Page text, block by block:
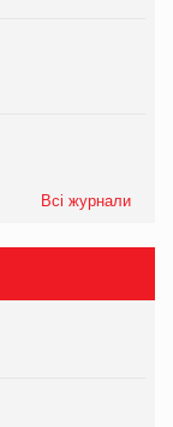
Всі журнали